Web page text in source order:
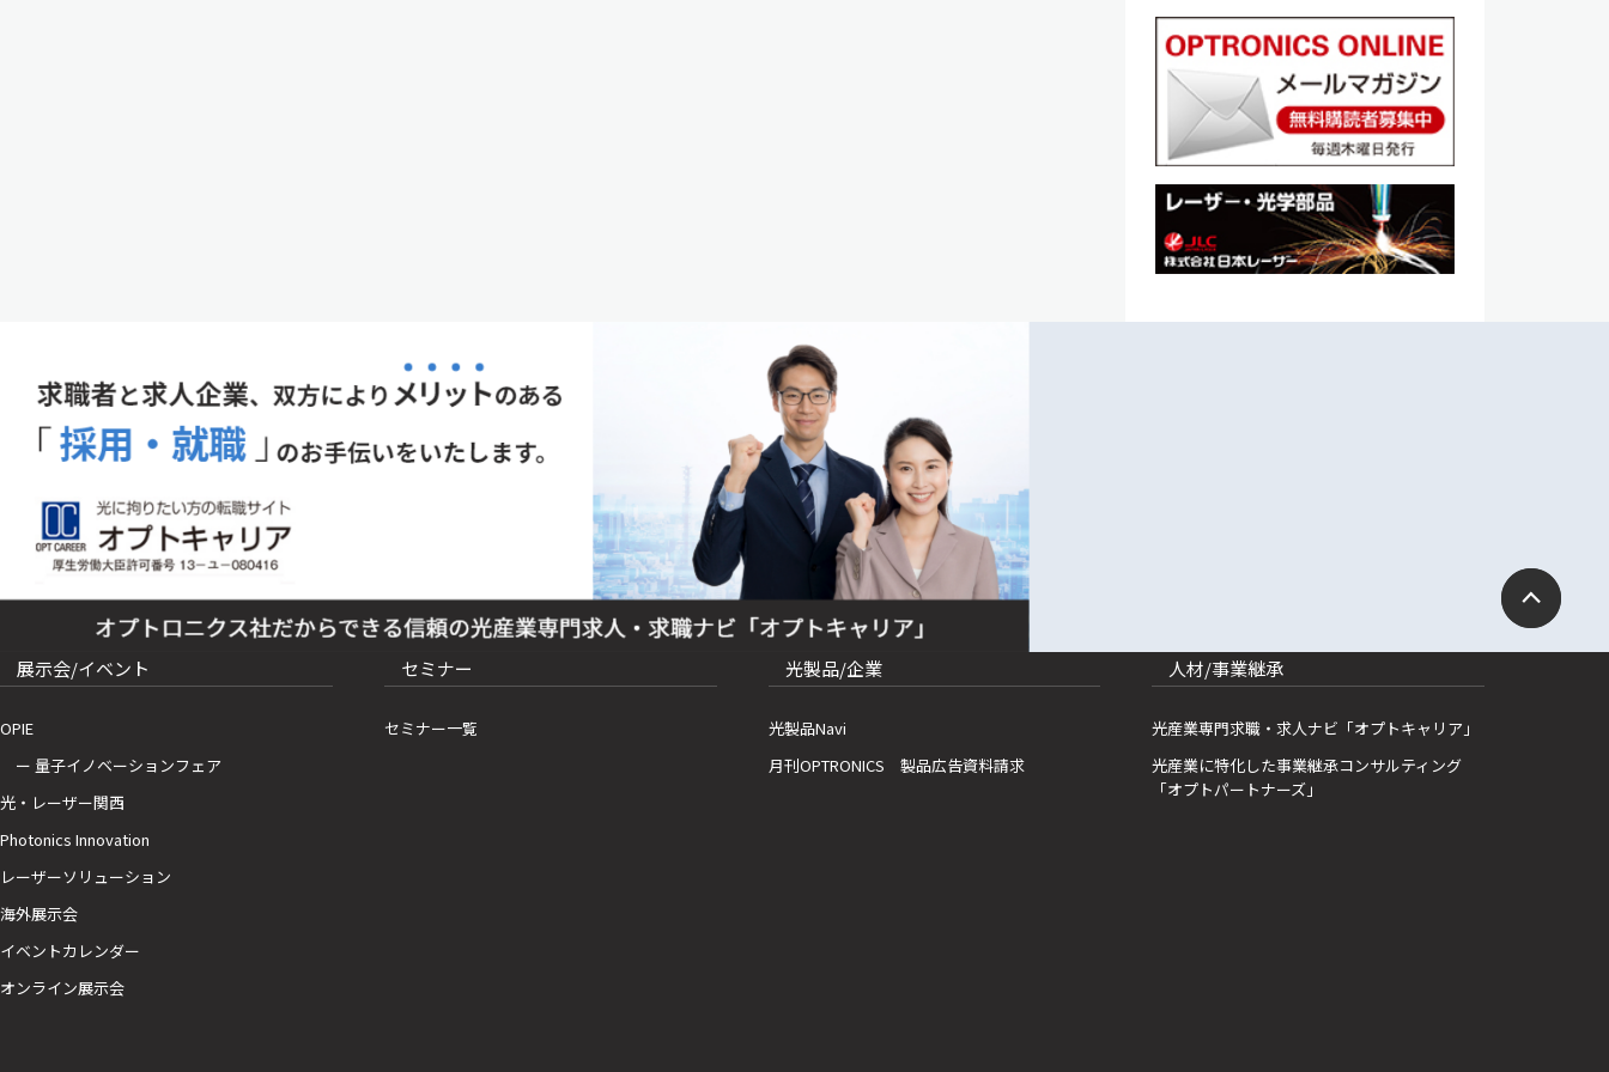
展示会/イベント
OPIE
ー 量子イノベーションフェア
光・レーザー関西
Photonics Innovation
レーザーソリューション
海外展示会
イベントカレンダー
オンライン展示会
セミナー
セミナー一覧
光製品/企業
光製品Navi
月刊OPTRONICS 製品広告資料請求
人材/事業継承
光産業専門求職・求人ナビ「オプトキャリア」
光産業に特化した事業継承コンサルティング
「オプトパートナーズ」